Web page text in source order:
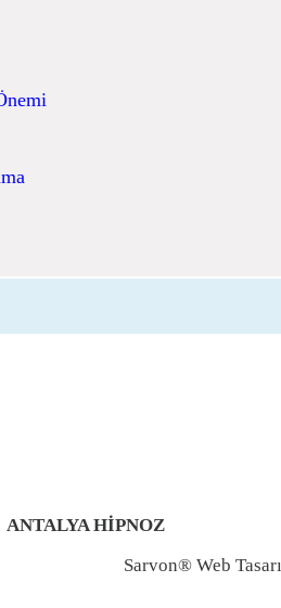
ANTALYA HİPNOZ
Sarvon® Web